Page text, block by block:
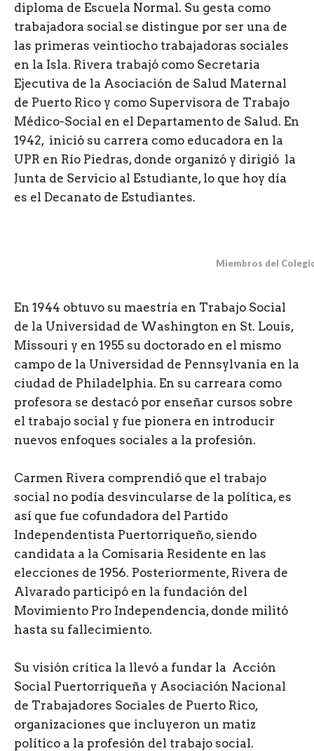
diploma de Escuela Normal. Su gesta como
trabajadora social se distingue por ser una de
las primeras veintiocho trabajadoras sociales
en la Isla. Rivera trabajó como Secretaria
Ejecutiva de la Asociación de Salud Maternal
de Puerto Rico y como Supervisora de Trabajo
Médico-Social en el Departamento de Salud. En
1942, inició su carrera como educadora en la
UPR en Río Piedras, donde organizó y dirigió la
Junta de Servicio al Estudiante, lo que hoy día
es el Decanato de Estudiantes.
Miembros del
En 1944 obtuvo su maestría en Trabajo Social
de la Universidad de Washington en St. Louis,
Missouri y en 1955 su doctorado en el mismo
campo de la Universidad de Pennsylvania en la
ciudad de Philadelphia. En su carreara como
profesora se destacó por enseñar cursos sobre
el trabajo social y fue pionera en introducir
nuevos enfoques sociales a la profesión.
Carmen Rivera comprendió que el trabajo
social no podía desvincularse de la política, es
así que fue cofundadora del Partido
Independentista Puertorriqueño, siendo
candidata a la Comisaria Residente en las
elecciones de 1956. Posteriormente, Rivera de
Alvarado participó en la fundación del
Movimiento Pro Independencia, donde militó
hasta su fallecimiento.
Su visión crítica la llevó a fundar la Acción
Social Puertorriqueña y Asociación Nacional
de Trabajadores Sociales de Puerto Rico,
organizaciones que incluyeron un matiz
político a la profesión del trabajo social.